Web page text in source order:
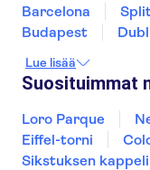
Barcelona
Budapest
Los Angeles
Ljubljana
Riika
Lue lisää
Suosituimmat
Loro Parque
Eiffel-torni
Sikstuksen kappeli